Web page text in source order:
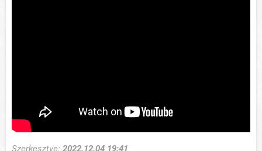
Szerkesztve: 2022.12.04 19:41